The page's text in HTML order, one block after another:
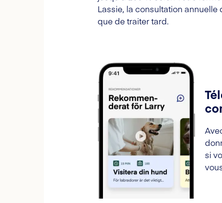
Lassie, la consultation
que de traiter tard.
si